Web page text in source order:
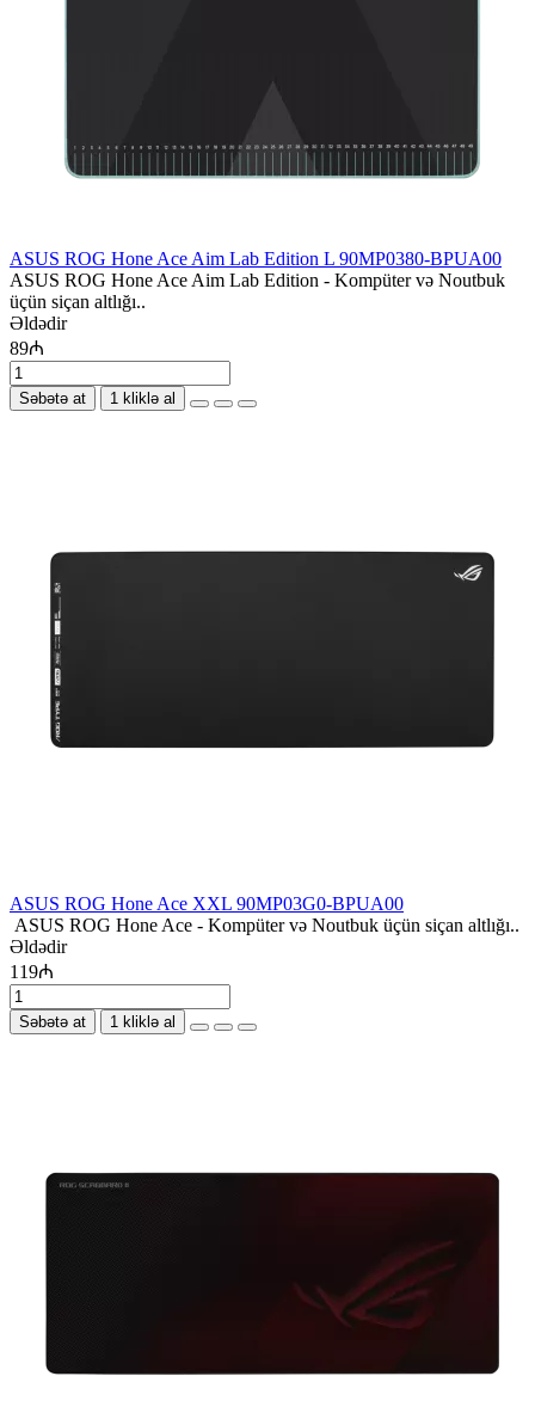
ASUS ROG Hone Ace Aim Lab Edition L 90MP0380-BPUA00
ASUS ROG Hone Ace Aim Lab Edition - Kompüter və Noutbuk
üçün siçan altlığı..
Əldədir
89₼
Səbətə at 1 kliklə al
ASUS ROG Hone Ace XXL 90MP03G0-BPUA00
ASUS ROG Hone Ace - Kompüter və Noutbuk üçün siçan altlığı..
Əldədir
119₼
Səbətə at 1 kliklə al